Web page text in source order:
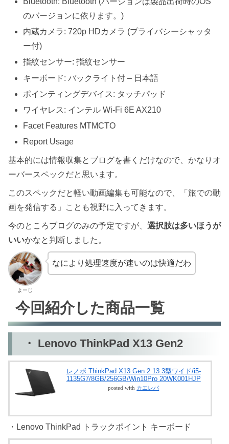
のバージョンに依ります。)
内蔵カメラ: 720p HDカメラ (プライバシーシャッタ
ー付)
指紋センサー: 指紋センサー
キーボード: バックライト付 – 日本語
ポインティングデバイス: タッチパッド
ワイヤレス: インテル Wi-Fi 6E AX210
Facet Features MTMCTO
Report Usage
基本的には情報収集とブログを書くだけなので、かなりオ
ーバースペックだと思います。
このスペックだと軽い動画編集も可能なので、「旅での動
画を発信する」ことも視野に入ってきます。
今のところブログのみの予定ですが、 選択肢は多いほうが
いいかなと判断しました。
よーじ
なにより処理速度が速いのは快適だわ
今回紹介した商品一覧
・ Lenovo ThinkPad X13 Gen2
レノボ ThinkPad X13 Gen 2 13.3型ワイド/i5-
1135G7/8GB/256GB/Win10Pro 20WK001HJP
posted with カエレバ
・Lenovo ThinkPad トラックポイント キーボード